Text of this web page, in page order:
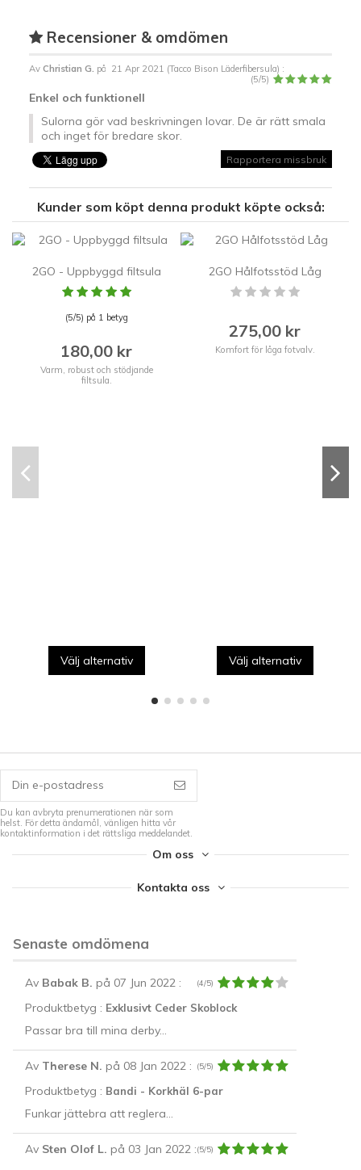
Recensioner & omdömen
Av Christian G. på 21 Apr 2021 (Tacco Bison Läderfibersula) :
(5/5)
Enkel och funktionell
Sulorna gör vad beskrivningen lovar. De är rätt smala
och inget för bredare skor.
Rapportera missbruk
Kunder som köpt denna produkt köpte också:
2GO - Uppbyggd filtsula
(5/5) på 1 betyg
180,00 kr
Varm, robust och stödjande
filtsula.
Välj alternativ
2GO Hålfotsstöd Låg
275,00 kr
Komfort för låga fotvalv.
Välj alternativ
Du kan avbryta prenumerationen när som
helst. För detta ändamål, vänligen hitta vår
kontaktinformation i det rättsliga meddelandet.
Om oss
Kontakta oss
Senaste omdömena
Av Babak B. på 07 Jun 2022: (4/5)
Produktbetyg : Exklusivt Ceder Skoblock
Passar bra till mina derby...
Av Therese N. på 08 Jan 2022: (5/5)
Produktbetyg : Bandi - Korkhäl 6-par
Funkar jättebra att reglera...
Av Sten Olof L. på 03 Jan 2022:(5/5)